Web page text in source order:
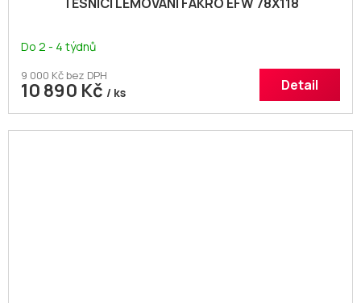
Do 2 - 4 týdnů
9 000 Kč bez DPH
10 890 Kč / ks Detail